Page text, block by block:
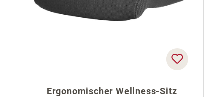
Ergonomischer Wellness-Sitz